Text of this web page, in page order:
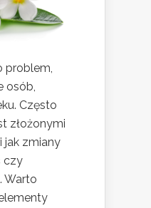
problem,
osób,
Często
złożonymi
jak zmiany
czy
Warto